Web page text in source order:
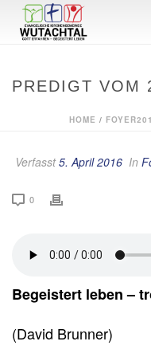
PREDIGT VOM
HOME /
Verfasst5. April 2016 In
0
Begeistert leben –
(David Brunner)